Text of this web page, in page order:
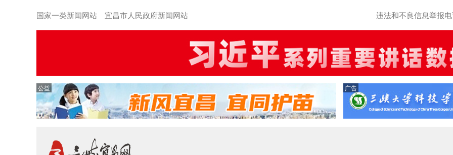
国家一类新闻网站 宜昌市人民政府新闻网站 违法和不良信息举报
公益 广告